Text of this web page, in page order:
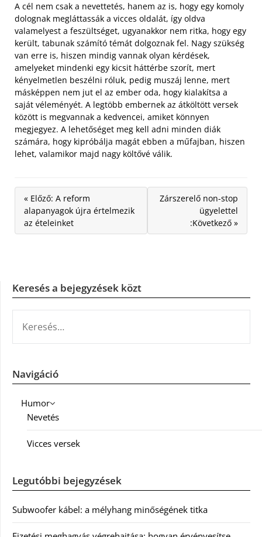
A cél nem csak a nevettetés, hanem az is, hogy egy komoly
dolognak megláttassák a vicces oldalát, így oldva
valamelyest a feszültséget, ugyanakkor nem ritka, hogy egy
került, tabunak számító témát dolgoznak fel. Nagy szükség
van erre is, hiszen mindig vannak olyan kérdések,
amelyeket mindenki egy kicsit háttérbe szorít, mert
kényelmetlen beszélni róluk, pedig muszáj lenne, mert
másképpen nem jut el az ember oda, hogy kialakítsa a
saját véleményét. A legtöbb embernek az átköltött versek
között is megvannak a kedvencei, amiket könnyen
megjegyez. A lehetőséget meg kell adni minden diák
számára, hogy kipróbálja magát ebben a műfajban, hiszen
lehet, valamikor majd nagy költővé válik.
« Előző: A reform
alapanyagok újra értelmezik
az ételeinket
Zárszerelő non-stop
ügyelettel
:Következő »
Keresés a bejegyzések közt
Navigáció
Humor
Nevetés
Vicces versek
Legutóbbi bejegyzések
Subwoofer kábel: a mélyhang minőségének titka